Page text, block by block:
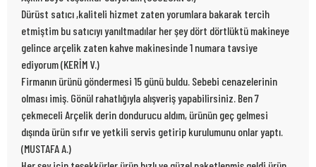
Dürüst satıcı ,kaliteli hizmet zaten yorumlara bakarak tercih
etmiştim bu satıcıyı yanıltmadılar her şey dört dörtlüktü makineye
gelince arçelik zaten kahve makinesinde 1 numara tavsiye
ediyorum (KERİM V.)
Firmanın ürünü göndermesi 15 günü buldu. Sebebi cenazelerinin
olması imiş. Gönül rahatlığıyla alışveriş yapabilirsiniz. Ben 7
çekmeceli Arçelik derin dondurucu aldım, ürünün geç gelmesi
dışında ürün sıfır ve yetkili servis getirip kurulumunu onlar yaptı.
(MUSTAFA A.)